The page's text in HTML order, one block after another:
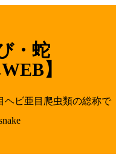
・蛇
】
ヘビ亜目爬虫類の総称で